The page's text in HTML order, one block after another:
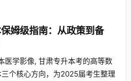
姆级指南：从政策到备
医学影像, 甘肃专升本考的高等数
个核心方向，为2025届考生整理